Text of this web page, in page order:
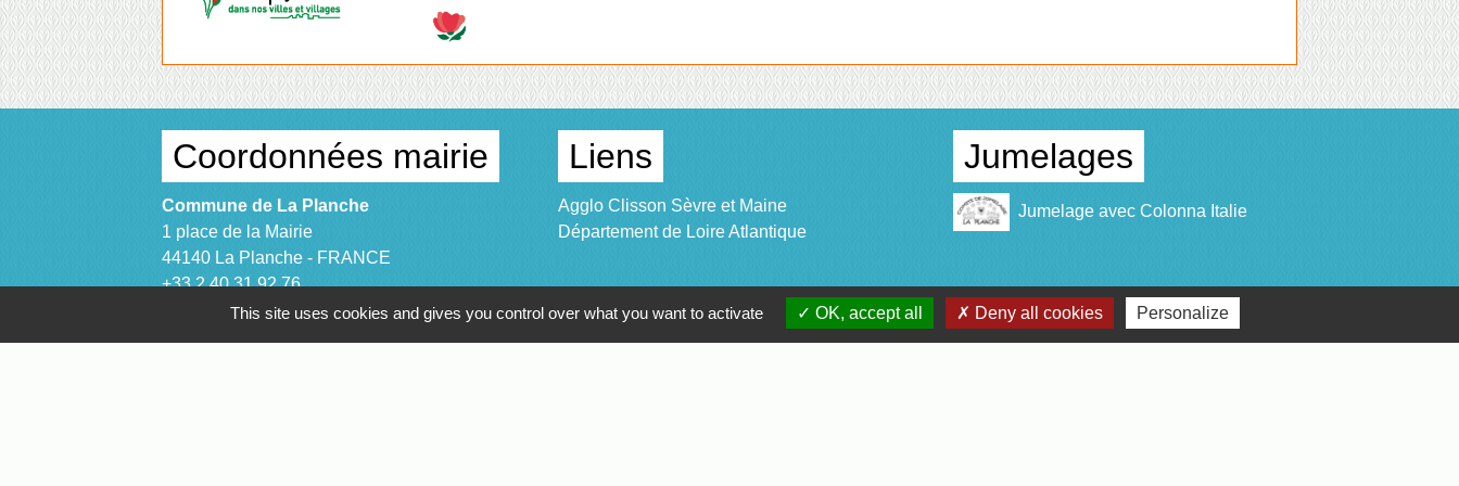
Coordonnées mairie
Commune de La Planche
1 place de la Mairie
44140 La Planche - FRANCE
+33 2 40 31 92 76
Contact par formulaire
Liens
Agglo Clisson Sèvre et Maine
Département de Loire Atlantique
Jumelages
Jumelage avec Colonna Italie
This site uses cookies and gives you control over what you want to activate OK, accept all Deny all cookies Personalize